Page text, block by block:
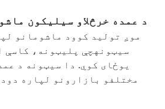
د عمده خرڅلاو سیلیکون
موږ تولید کوو د ماشومانو
سیټونهچې پلیټونه، کاسې
یوځای کوي. دا سیټونه د
مختلفو بازارونو لپاره